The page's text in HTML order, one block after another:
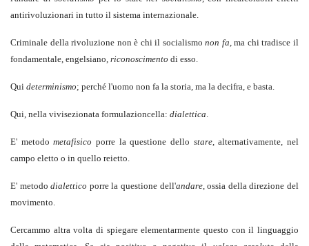
antirivoluzionari in tutto il sistema internazionale.
Criminale della rivoluzione non è chi il socialismonon fa, ma chi tradisce il
fondamentale, engelsiano, riconoscimento di esso.
Qui determinismo; perché l'uomo non fa la storia, ma la decifra, e basta.
Qui, nella vivisezionata formulazioncella: dialettica.
E' metodometafisico porre la questione dello stare, alternativamente, nel
campo eletto o in quello reietto.
E' metododialettico porre la questione dell'andare, ossia della direzione del
movimento.
Cercammo altra volta di spiegare elementarmente questo con il linguaggio